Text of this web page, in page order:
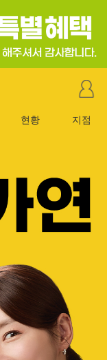
마
이
이
현황 지점